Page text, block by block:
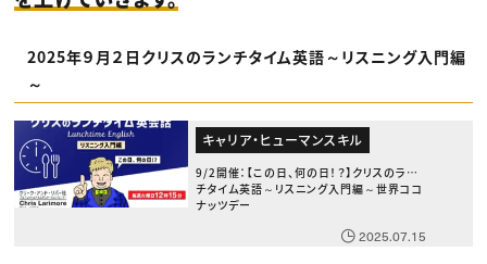
2025年９月２日クリスのランチタイム英語～リスニング入門編
～
キャリア・ヒューマンスキル
9/2開催：【この日、何の日！？】クリスのラン
チタイム英語～リスニング入門編～世界ココ
ナッツデー
2025.07.15